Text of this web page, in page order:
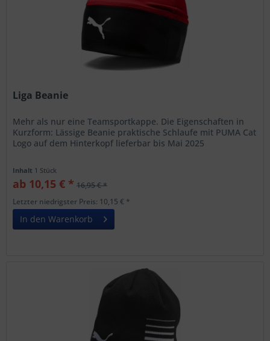
Liga Beanie
Mehr als nur eine Teamsportkappe. Die Eigenschaften in
Kurzform: Lässige Beanie praktische Schlaufe mit PUMA Cat
Logo auf dem Hinterkopf lieferbar bis Mai 2025
Inhalt 1 Stück
ab 10,15 € * 16,95 € *
Letzter niedrigster Preis: 10,15 € *
In den Warenkorb